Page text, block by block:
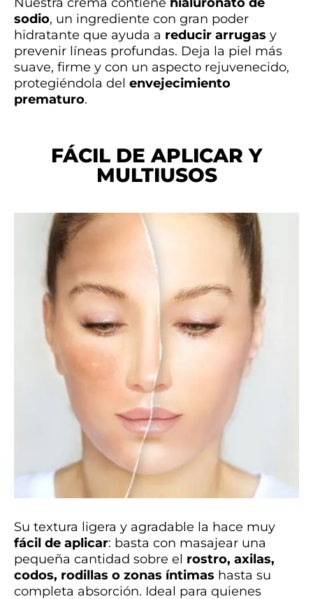
sodio, un ingrediente con gran poder
hidratante que ayuda a reducir arrugas y
prevenir líneas profundas. Deja la piel más
suave, firme y con un aspecto rejuvenecido,
protegiéndola del envejecimiento
prematuro.
FÁCIL DE APLICAR Y
MULTIUSOS
Su textura ligera y agradable la hace muy
fácil de aplicar: basta con masajear una
pequeña cantidad sobre el rostro, axilas,
codos, rodillas o zonas íntimas hasta su
completa absorción. Ideal para quienes